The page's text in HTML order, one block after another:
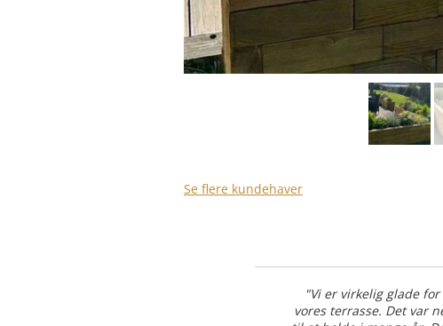
Se flere kundehaver
"Vi er virkelig glade
vores terrasse. Det var